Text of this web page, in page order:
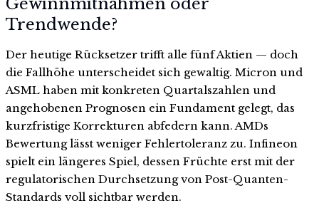
Gewinnmitnahmen oder
Trendwende?
Der heutige Rücksetzer trifft alle fünf Aktien — doch
die Fallhöhe unterscheidet sich gewaltig. Micron und
ASML haben mit konkreten Quartalszahlen und
angehobenen Prognosen ein Fundament gelegt, das
kurzfristige Korrekturen abfedern kann. AMDs
Bewertung lässt weniger Fehlertoleranz zu. Infineon
spielt ein längeres Spiel, dessen Früchte erst mit der
regulatorischen Durchsetzung von Post-Quanten-
Standards voll sichtbar werden.